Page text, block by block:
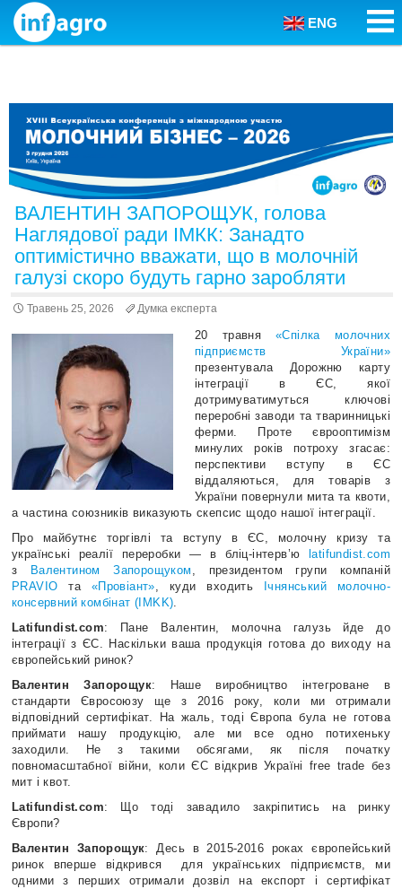
Skip to content
ENG
ВАЛЕНТИН ЗАПОРОЩУК, голова
Наглядової ради ІМКК: Занадто
оптимістично вважати, що в молочній
галузі скоро будуть гарно заробляти
Травень 25, 2026 Думка експерта
20 травня«Спілка молочних
підприємств України»
презентувала Дорожню карту
інтеграції в ЄС, якої
дотримуватимуться ключові
переробні заводи та тваринницькі
ферми. Проте єврооптимізм
минулих років потроху згасає:
перспективи вступу в ЄС
віддаляються, для товарів з
України повернули мита та квоти,
а частина союзників виказують скепсис щодо нашої інтеграції.
Про майбутнє торгівлі та вступу в ЄС, молочну кризу та
українські реалії переробки — в бліц-інтерв’ю
latifundist.com
з
Валентином Запорощуком , президентом групи компаній
PRAVIO та «Провіант», куди входить
Ічнянський молочно-
консервний комбінат (IMKK).
Latifundist.com: Пане Валентин, молочна галузь йде до
інтеграції з ЄС. Наскільки ваша продукція готова до виходу на
європейський ринок?
Валентин Запорощук: Наше виробництво інтегроване в
стандарти Євросоюзу ще з 2016 року, коли ми отримали
відповідний сертифікат. На жаль, тоді Європа була не готова
приймати нашу продукцію, але ми все одно потихеньку
заходили. Не з такими обсягами, як після початку
повномасштабної війни, коли ЄС відкрив Україні free trade без
мит і квот.
Latifundist.com: Що тоді завадило закріпитись на ринку
Європи?
Валентин Запорощук: Десь в 2015-2016 роках європейський
ринок вперше відкрився для українських підприємств, ми
одними з перших отримали дозвіл на експорт і сертифікат